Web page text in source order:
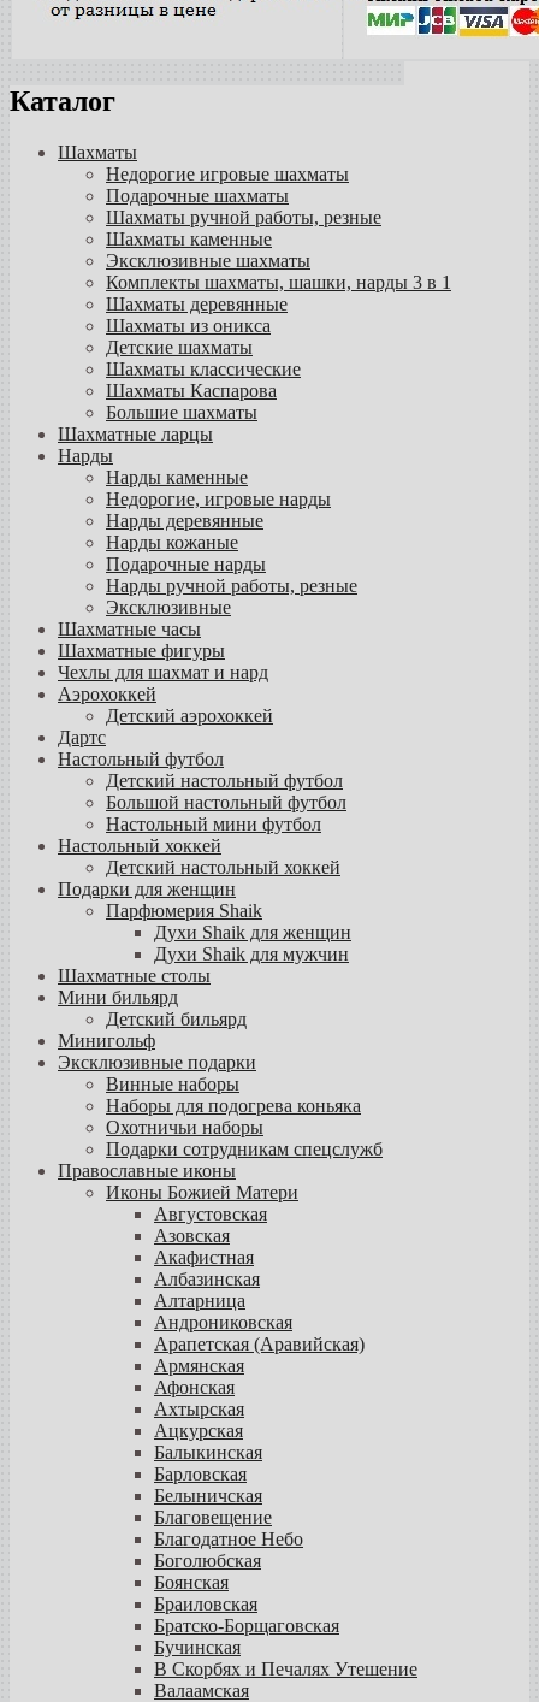
Каталог
Шахматы
Недорогие игровые шахматы
Подарочные шахматы
Шахматы ручной работы, резные
Шахматы каменные
Эксклюзивные шахматы
Комплекты шахматы, шашки, нарды 3 в 1
Шахматы деревянные
Шахматы из оникса
Детские шахматы
Шахматы классические
Шахматы Каспарова
Большие шахматы
Шахматные ларцы
Нарды
Нарды каменные
Недорогие, игровые нарды
Нарды деревянные
Нарды кожаные
Подарочные нарды
Нарды ручной работы, резные
Эксклюзивные
Шахматные часы
Шахматные фигуры
Чехлы для шахмат и нард
Аэрохоккей
Детский аэрохоккей
Дартс
Настольный футбол
Детский настольный футбол
Большой настольный футбол
Настольный мини футбол
Настольный хоккей
Детский настольный хоккей
Подарки для женщин
Парфюмерия Shaik
Духи Shaik для женщин
Духи Shaik для мужчин
Шахматные столы
Мини бильярд
Детский бильярд
Минигольф
Эксклюзивные подарки
Винные наборы
Наборы для подогрева коньяка
Охотничьи наборы
Подарки сотрудникам спецслужб
Православные иконы
Иконы Божией Матери
Августовская
Азовская
Акафистная
Албазинская
Алтарница
Андрониковская
Арапетская (Аравийская)
Армянская
Афонская
Ахтырская
Ацкурская
Балыкинская
Барловская
Белыничская
Благовещение
Благодатное Небо
Боголюбская
Боянская
Браиловская
Братско-Борщаговская
Бучинская
В Скорбях и Печалях Утешение
Валаамская